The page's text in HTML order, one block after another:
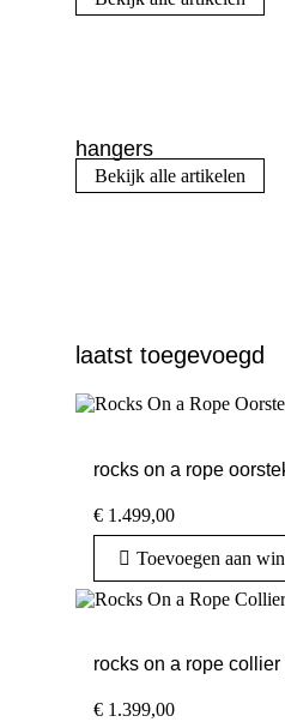
hangers
Bekijk alle artikelen
laatst toegevoegd
rocks on a rope
€ 1.499,00
Toevoegen aan
rocks on a rope
€ 1.399,00